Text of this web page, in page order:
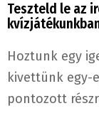
Teszteld le az
Hoztunk egy
kivettünk egy-
pontozott